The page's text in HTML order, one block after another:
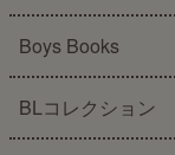
Boys Books
BLコレクション